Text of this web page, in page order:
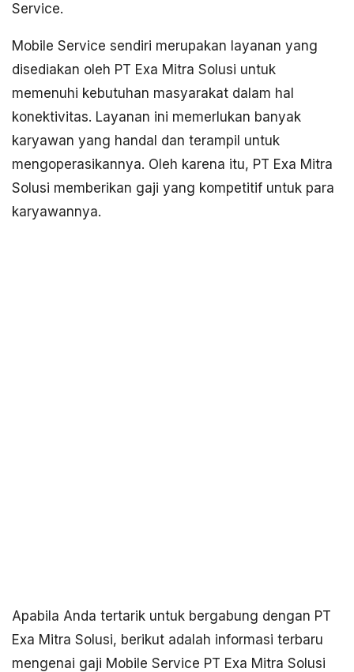
Service.
Mobile Service sendiri merupakan layanan yang
disediakan oleh PT Exa Mitra Solusi untuk
memenuhi kebutuhan masyarakat dalam hal
konektivitas. Layanan ini memerlukan banyak
karyawan yang handal dan terampil untuk
mengoperasikannya. Oleh karena itu, PT Exa Mitra
Solusi memberikan gaji yang kompetitif untuk para
karyawannya.
Apabila Anda tertarik untuk bergabung dengan PT
Exa Mitra Solusi, berikut adalah informasi terbaru
mengenai gaji Mobile Service PT Exa Mitra Solusi